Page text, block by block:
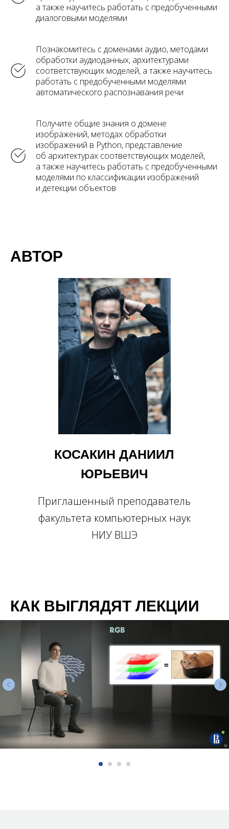
а также научитесь работать с предобученными
диалоговыми моделями
Познакомитесь с доменами аудио, методами
обработки аудиоданных, архитектурами
соответствующих моделей, а также научитесь
работать с предобученными моделями
автоматического распознавания речи
Получите общие знания о домене
изображений, методах обработки
изображений в Python, представление
об архитектурах соответствующих моделей,
а также научитесь работать с предобученными
моделями по классификации изображений
и детекции объектов
АВТОР
КОСАКИН ДАНИИЛ
ЮРЬЕВИЧ
Приглашенный преподаватель
факультета компьютерных наук
НИУ ВШЭ
КАК ВЫГЛЯДЯТ ЛЕКЦИИ